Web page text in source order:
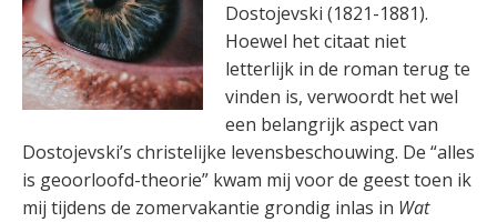
Dostojevski (1821-1881).
Hoewel het citaat niet
letterlijk in de roman terug te
vinden is, verwoordt het wel
een belangrijk aspect van
Dostojevski’s christelijke levensbeschouwing. De “alles
is geoorloofd-theorie” kwam mij voor de geest toen ik
mij tijdens de zomervakantie grondig inlas in Wat